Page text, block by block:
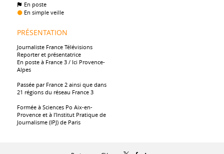
En poste
En simple veille
PRÉSENTATION
Journaliste France Télévisions
Reporter et présentatrice
En poste à France 3 / Ici Provence-
Alpes
Passée par France 2 ainsi que dans
21 régions du réseau France 3
Formée à Sciences Po Aix-en-
Provence et à l’Institut Pratique de
Journalisme (IPJ) de Paris